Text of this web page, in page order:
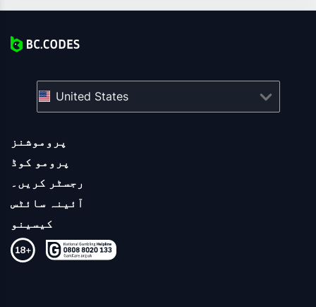
پروموشنز
پرومو کوڈ
رجسٹر کریں۔
آئینہ سائٹس
کیسینو
United States